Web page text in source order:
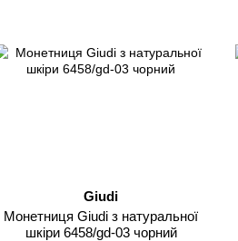
Giudi
Монетниця Giudi з натуральної
шкіри 6458/gd-03 чорний